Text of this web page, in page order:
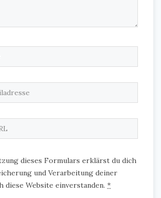
dieses Formulars erklärst du dich
und Verarbeitung deiner
diese Website einverstanden. *